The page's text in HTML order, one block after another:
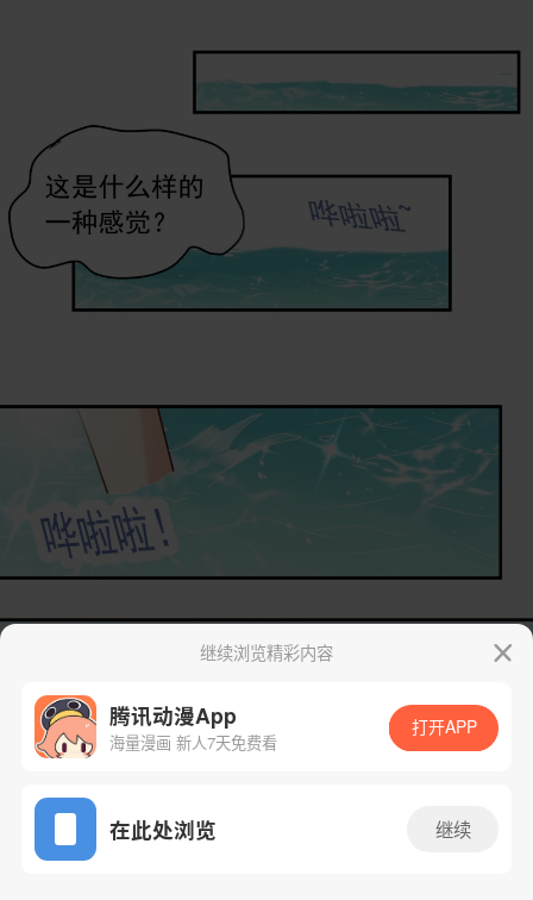
App免费看
继续浏览精彩内容
腾讯动漫App
海量漫画 新人7天免费看
打开APP
在此处浏览 继续